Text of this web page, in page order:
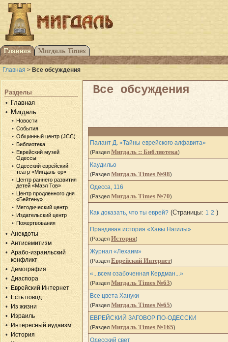
Главная > Все обсуждения
Разделы
Главная
Мигдаль
Новости
События
Общинный центр (JCC)
Библиотека
Еврейский музей
Одессы
Одесский еврейский
театр «Мигдаль-ор»
Центр раннего развития
детей «Мазл Тов»
Центр продленного дня
«Бейтену»
Методический центр
Издательский центр
Пожертвования
Анекдоты
Антисемитизм
Арабо-израильский
конфликт
Демография
Диаспора
Еврейский Интернет
Есть повод
Из жизни
Израиль
Интересный иудаизм
История
Все обсуждения
Палант Д. «Тайны еврейского алфавита»
(Раздел Мигдаль :: Библиотека)
Каудильо
(Раздел Мигдаль Times №98)
Одесса, 116
(Раздел Мигдаль Times №70)
Как доказать, что ты еврей? (Страницы: 1 2 )
Правдивая история «Хавы Нагилы»
(Раздел История)
Журнал «Лехаим»
(Раздел Еврейский Интернет)
«...всем озабоченная Кердман...»
(Раздел Мигдаль Times №63)
Все цвета Хануки
(Раздел Мигдаль Times №65)
ЕВРЕЙСКИЙ ЗАГОВОР ПО-ОДЕССКИ
(Раздел Мигдаль Times №165)
Одесский свет